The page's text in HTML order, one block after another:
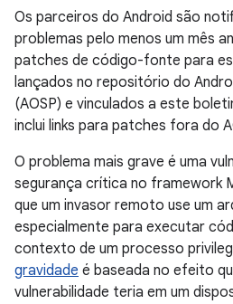
Os parceiros do Android são
problemas pelo menos um mês
patches de código-fonte para
lançados no repositório do
(AOSP) e vinculados a este
inclui links para patches fora do
O problema mais grave é uma
segurança crítica no framework
que um invasor remoto use um
especialmente para executar
contexto de um processo
gravidade é baseada no efeito
vulnerabilidade teria em um